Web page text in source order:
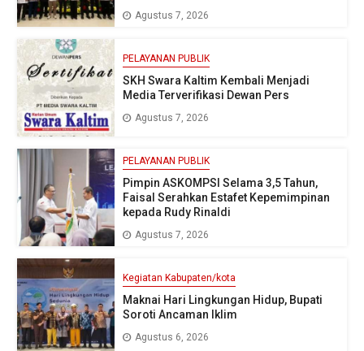
Agustus 7, 2026
PELAYANAN PUBLIK
SKH Swara Kaltim Kembali Menjadi
Media Terverifikasi Dewan Pers
Agustus 7, 2026
PELAYANAN PUBLIK
Pimpin ASKOMPSI Selama 3,5 Tahun,
Faisal Serahkan Estafet Kepemimpinan
kepada Rudy Rinaldi
Agustus 7, 2026
Kegiatan Kabupaten/kota
Maknai Hari Lingkungan Hidup, Bupati
Soroti Ancaman Iklim
Agustus 6, 2026